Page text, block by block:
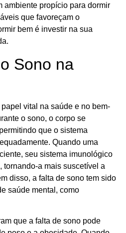
ambiente propício para dormir
que favoreçam o
bem é investir na sua
Sono na
vital na saúde e no bem-
o sono, o corpo se
que o sistema
Quando uma
seu sistema imunológico
tornando-a mais suscetível a
disso, a falta de sono tem sido
saúde mental, como
que a falta de sono pode